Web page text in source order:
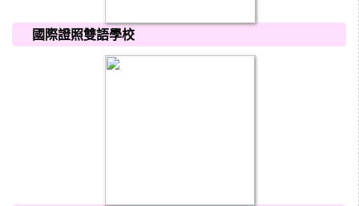
國際證照雙語學校